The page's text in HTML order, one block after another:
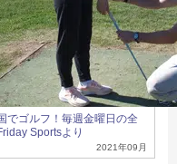
でゴルフ！毎週金曜日の全
Sportsより
2021年09月